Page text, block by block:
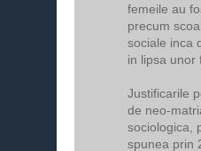
femeile au
precum
sociale inca
in lipsa unor
Justificarile
de neo-
sociologica,
spunea prin